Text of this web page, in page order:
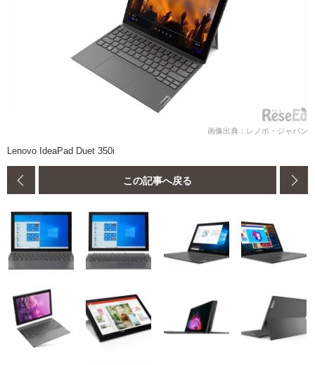
画像出典：レノボ・ジャパン
Lenovo IdeaPad Duet 350i
この記事へ戻る